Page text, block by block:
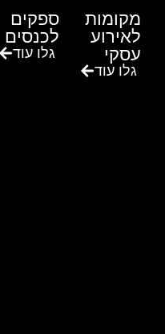
מקומות
לאירוע
עסקי
גלו עוד
ספקים
לכנסים
גלו עוד